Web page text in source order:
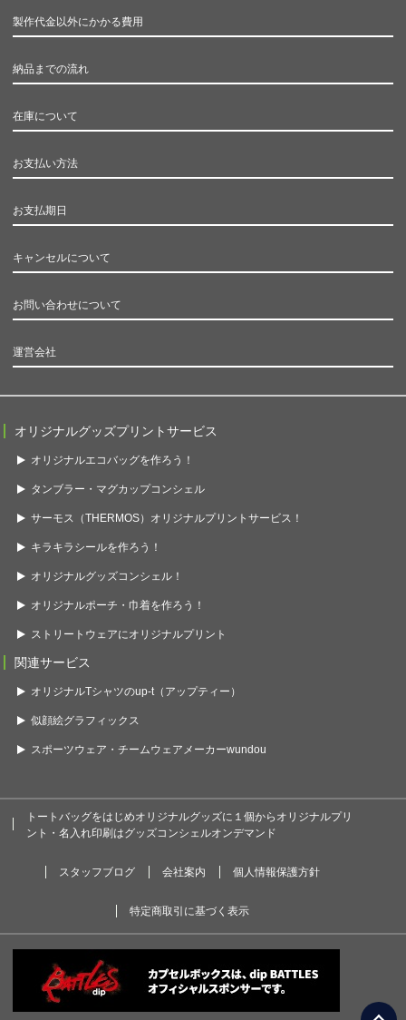
製作代金以外にかかる費用
納品までの流れ
在庫について
お支払い方法
お支払期日
キャンセルについて
お問い合わせについて
運営会社
オリジナルグッズプリントサービス
オリジナルエコバッグを作ろう！
タンブラー・マグカップコンシェル
サーモス（THERMOS）オリジナルプリントサービス！
キラキラシールを作ろう！
オリジナルグッズコンシェル！
オリジナルポーチ・巾着を作ろう！
ストリートウェアにオリジナルプリント
関連サービス
オリジナルTシャツのup-t（アップティー）
似顔絵グラフィックス
スポーツウェア・チームウェアメーカーwundou
トートバッグをはじめオリジナルグッズに１個からオリジナルプリ
ント・名入れ印刷はグッズコンシェルオンデマンド
スタッフブログ 会社案内 個人情報保護方針
特定商取引に基づく表示